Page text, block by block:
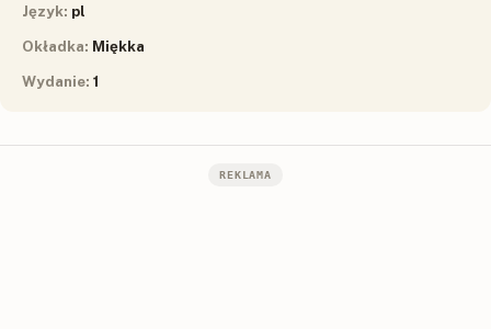
Język: pl
Okładka: Miękka
Wydanie: 1
REKLAMA